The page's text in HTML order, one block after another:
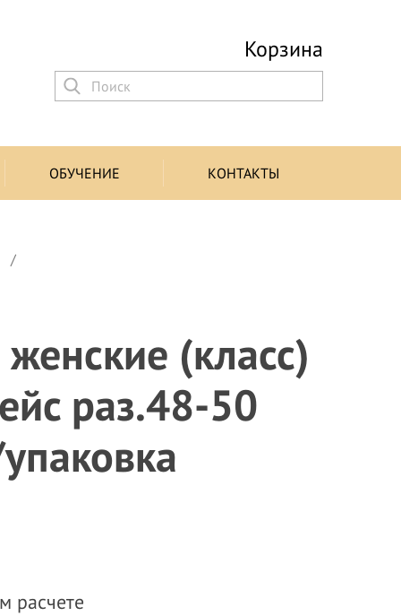
Корзина
ОБУЧЕНИЕ КОНТАКТЫ
(класс)
раз.48-50
расчете